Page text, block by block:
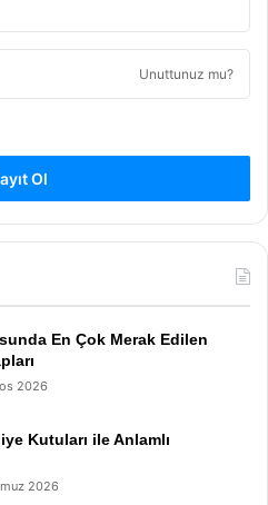
Unuttunuz mu?
Ol
En Çok Merak Edilen
2026
Kutuları ile Anlamlı
2026